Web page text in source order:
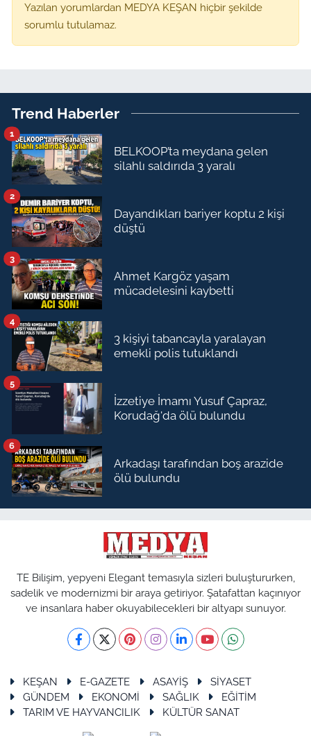
Yazılan yorumlardan MEDYA KEŞAN hiçbir şekilde
sorumlu tutulamaz.
Trend Haberler
BELKOOP’ta meydana gelen
silahlı saldırıda 3 yaralı
1
Dayandıkları bariyer koptu 2 kişi
düştü
2
Ahmet Kargöz yaşam
mücadelesini kaybetti
3
3 kişiyi tabancayla yaralayan
emekli polis tutuklandı
4
İzzetiye İmamı Yusuf Çapraz,
Korudağ'da ölü bulundu
5
Arkadaşı tarafından boş arazide
ölü bulundu
6
TE Bilişim, yepyeni Elegant temasıyla sizleri buluştururken,
sadelik ve modernizmi bir araya getiriyor. Şatafattan kaçınıyor
ve insanlara haber okuyabilecekleri bir altyapı sunuyor.
KEŞAN E-GAZETE ASAYİŞ
SİYASET
GÜNDEM
EKONOMİ SAĞLIK
EĞİTİM
TARIM VE HAYVANCILIK
KÜLTÜR SANAT